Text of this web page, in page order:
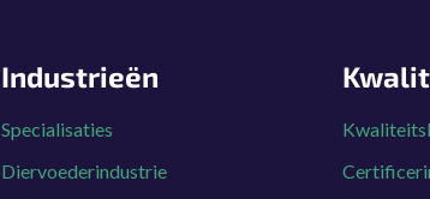
Industrieën
Specialisaties
Diervoederindustrie